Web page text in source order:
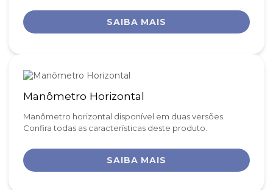
SAIBA MAIS
Manômetro Horizontal
Manômetro horizontal disponível em duas versões.
Confira todas as características deste produto.
SAIBA MAIS